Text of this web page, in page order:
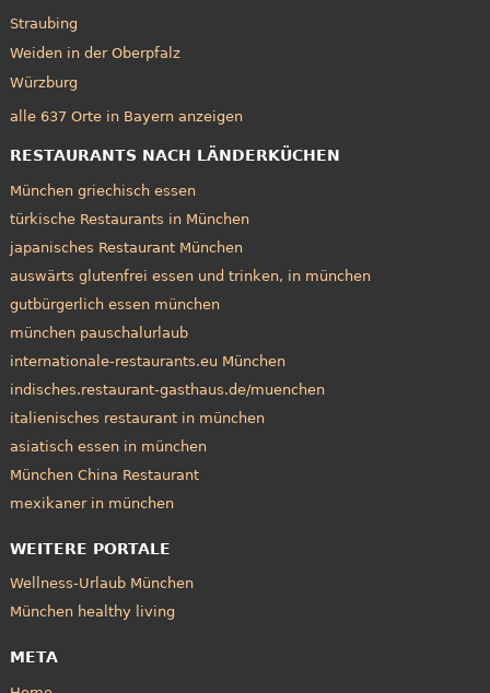
Straubing
Weiden in der Oberpfalz
Würzburg
alle 637 Orte in Bayern anzeigen
RESTAURANTS NACH LÄNDERKÜCHEN
München griechisch essen
türkische Restaurants in München
japanisches Restaurant München
auswärts glutenfrei essen und trinken, in münchen
gutbürgerlich essen münchen
münchen pauschalurlaub
internationale-restaurants.eu München
indisches.restaurant-gasthaus.de/muenchen
italienisches restaurant in münchen
asiatisch essen in münchen
München China Restaurant
mexikaner in münchen
WEITERE PORTALE
Wellness-Urlaub München
München healthy living
META